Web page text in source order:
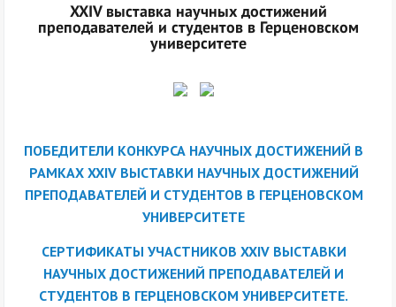
XXIV выставка научных достижений
преподавателей и студентов в Герценовском
университете
ПОБЕДИТЕЛИ КОНКУРСА НАУЧНЫХ ДОСТИЖЕНИЙ В
РАМКАХ XXIV ВЫСТАВКИ НАУЧНЫХ ДОСТИЖЕНИЙ
ПРЕПОДАВАТЕЛЕЙ И СТУДЕНТОВ В ГЕРЦЕНОВСКОМ
УНИВЕРСИТЕТЕ
СЕРТИФИКАТЫ УЧАСТНИКОВ XXIV ВЫСТАВКИ
НАУЧНЫХ ДОСТИЖЕНИЙ ПРЕПОДАВАТЕЛЕЙ И
СТУДЕНТОВ В ГЕРЦЕНОВСКОМ УНИВЕРСИТЕТЕ.